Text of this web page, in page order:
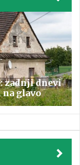
zadnji dnevi
glavo